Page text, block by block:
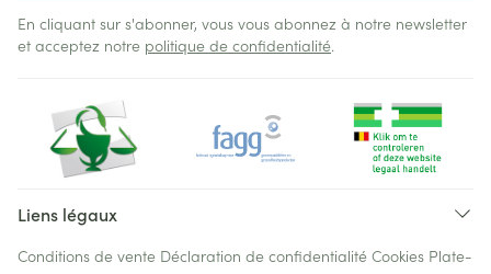
En cliquant sur s'abonner, vous vous abonnez à notre newsletter
et acceptez notre politique de confidentialité.
Liens légaux
Conditions de vente Déclaration de confidentialité Cookies Plate-